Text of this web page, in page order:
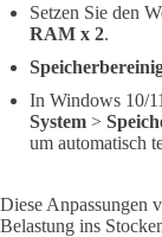
Setzen Sie den
RAM x 2.
In Windows 10/
System >
um automatisch
Diese Anpassungen
Belastung ins